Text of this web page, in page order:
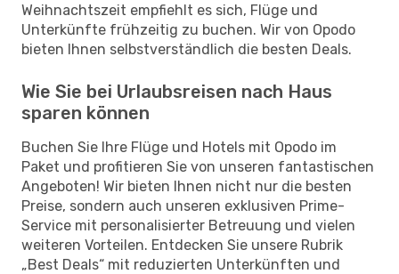
Weihnachtszeit empfiehlt es sich, Flüge und
Unterkünfte frühzeitig zu buchen. Wir von Opodo
bieten Ihnen selbstverständlich die besten Deals.
Wie Sie bei Urlaubsreisen nach Haus
sparen können
Buchen Sie Ihre Flüge und Hotels mit Opodo im
Paket und profitieren Sie von unseren fantastischen
Angeboten! Wir bieten Ihnen nicht nur die besten
Preise, sondern auch unseren exklusiven Prime-
Service mit personalisierter Betreuung und vielen
weiteren Vorteilen. Entdecken Sie unsere Rubrik
„Best Deals“ mit reduzierten Unterkünften und